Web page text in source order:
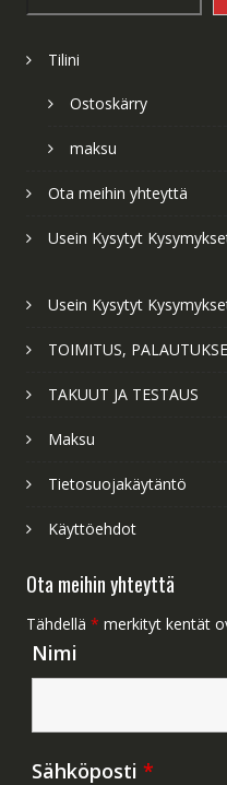
Tilini
Ostoskärry
maksu
Ota meihin yhteyttä
Usein Kysytyt
Usein Kysytyt
TOIMITUS,
TAKUUT JA TESTAUS
Maksu
Tietosuojakäytäntö
Käyttöehdot
Ota meihin yhteyttä
Tähdellä * merkityt kentät
Nimi
Sähköposti *